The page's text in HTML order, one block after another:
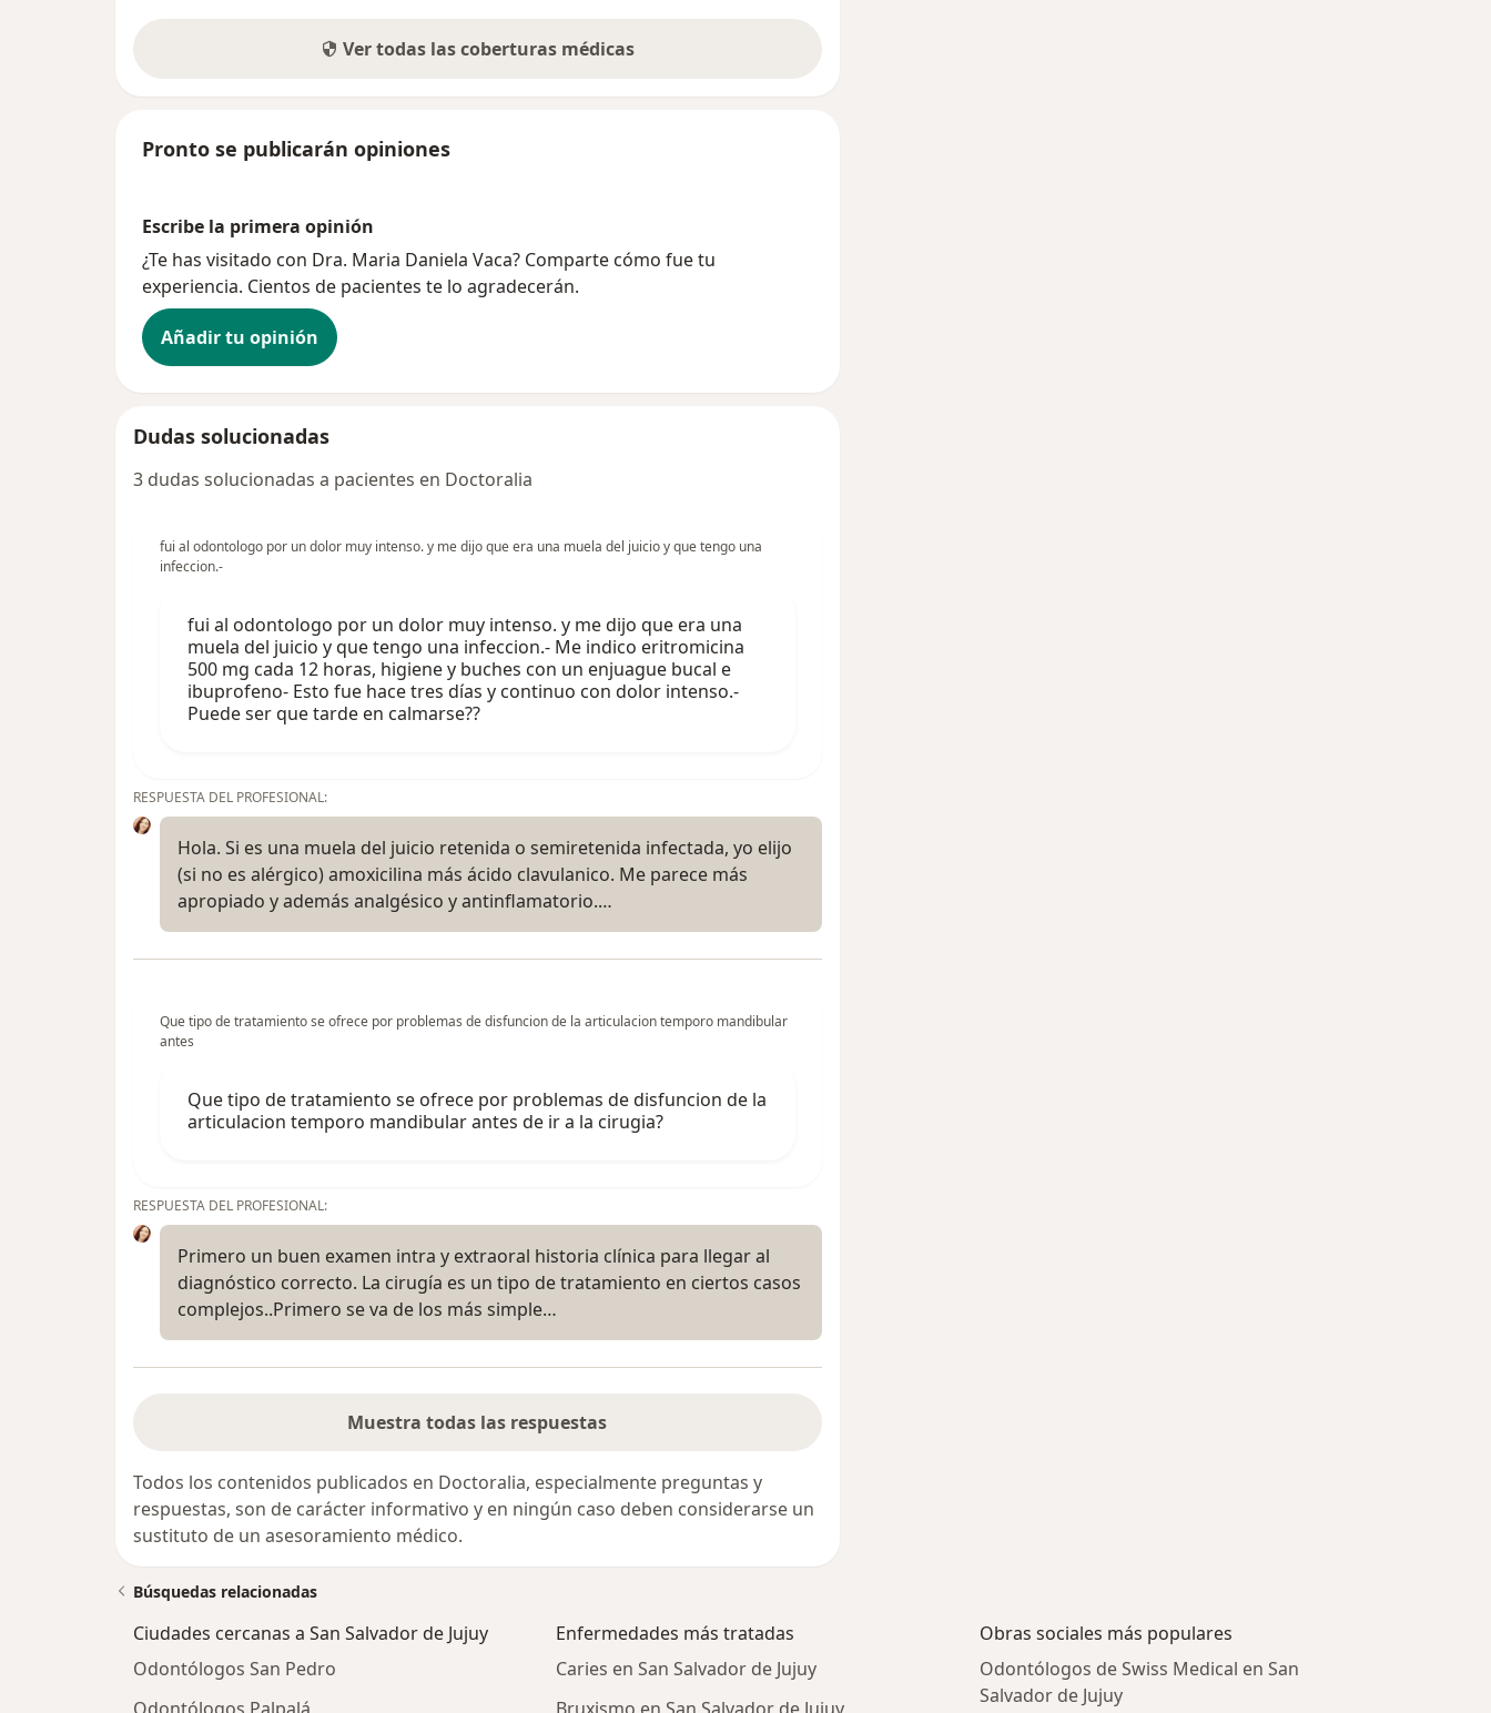
Ver todas las coberturas médicas
Pronto se publicarán opiniones
Escribe la primera opinión
¿Te has visitado con Dra. Maria Daniela Vaca? Comparte cómo fue tu
experiencia. Cientos de pacientes te lo agradecerán.
Añadir tu opinión
Dudas solucionadas
3 dudas solucionadas a pacientes en Doctoralia
fui al odontologo por un dolor muy intenso. y me dijo que era una muela del juicio y que tengo una
infeccion.-
fui al odontologo por un dolor muy intenso. y me dijo que era una
muela del juicio y que tengo una infeccion.- Me indico eritromicina
500 mg cada 12 horas, higiene y buches con un enjuague bucal e
ibuprofeno- Esto fue hace tres días y continuo con dolor intenso.-
Puede ser que tarde en calmarse??
RESPUESTA DEL PROFESIONAL:
Hola. Si es una muela del juicio retenida o semiretenida infectada, yo elijo
(si no es alérgico) amoxicilina más ácido clavulanico. Me parece más
apropiado y además analgésico y antinflamatorio.…
Que tipo de tratamiento se ofrece por problemas de disfuncion de la articulacion temporo mandibular
antes
Que tipo de tratamiento se ofrece por problemas de disfuncion de la
articulacion temporo mandibular antes de ir a la cirugia?
RESPUESTA DEL PROFESIONAL:
Primero un buen examen intra y extraoral historia clínica para llegar al
diagnóstico correcto. La cirugía es un tipo de tratamiento en ciertos casos
complejos..Primero se va de los más simple…
Muestra todas las respuestas
Todos los contenidos publicados en Doctoralia, especialmente preguntas y
respuestas, son de carácter informativo y en ningún caso deben considerarse un
sustituto de un asesoramiento médico.
Búsquedas relacionadas
Ciudades cercanas a San Salvador de Jujuy
Odontólogos San Pedro
Enfermedades más tratadas
Caries en San Salvador de Jujuy
Obras sociales más populares
Odontólogos de Swiss Medical en San
Salvador de Jujuy